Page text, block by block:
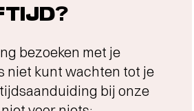
bezoeken met je
niet kunt wachten tot je
bij onze